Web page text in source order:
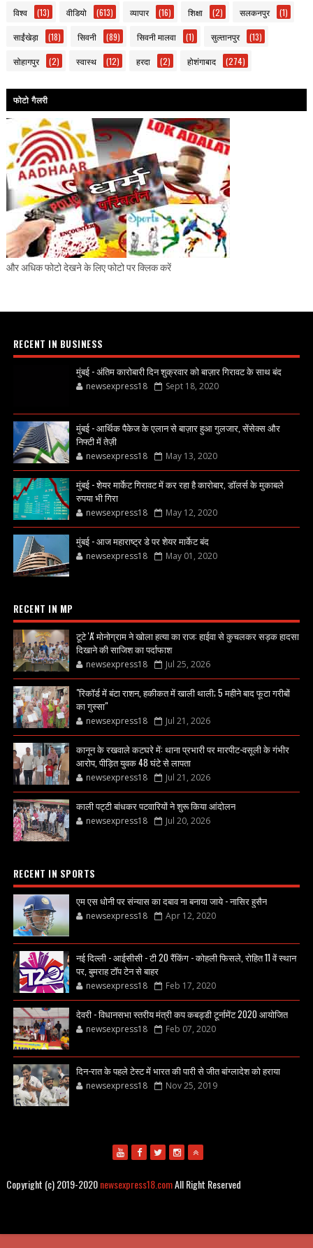
विश्व (13) वीडियो (613) व्यापार (16) शिक्षा (2) सलकनपुर (1)
साईंखेड़ा (18) सिवनी (89) सिवनी मालवा (1) सुल्तानपुर (13)
सोहागपुर (2) स्वास्थ (12) हरदा (2) होशंगाबाद (274)
फोटो गैलरी
और अधिक फोटो देखने के लिए फोटो पर क्लिक करें
RECENT IN BUSINESS
मुंबई - अंतिम कारोबारी दिन शुक्रवार को बाज़ार गिरावट के साथ बंद
newsexpress18 Sept 18, 2020
मुंबई - आर्थिक पैकेज के एलान से बाज़ार हुआ गुलजार, सेंसेक्स और
निफ्टी में तेज़ी
newsexpress18 May 13, 2020
मुंबई - शेयर मार्केट गिरावट में कर रहा है कारोबार, डॉलर्स के मुकाबले
रुपया भी गिरा
newsexpress18 May 12, 2020
मुंबई - आज महाराष्ट्र डे पर शेयर मार्केट बंद
newsexpress18 May 01, 2020
RECENT IN MP
टूटे 'A' मोनोग्राम ने खोला हत्या का राज: हाईवा से कुचलकर सड़क हादसा
दिखाने की साजिश का पर्दाफाश
newsexpress18 Jul 25, 2026
"रिकॉर्ड में बंटा राशन, हकीकत में खाली थाली; 5 महीने बाद फूटा गरीबों
का गुस्सा"
newsexpress18 Jul 21, 2026
कानून के रखवाले कटघरे में: थाना प्रभारी पर मारपीट-वसूली के गंभीर
आरोप, पीड़ित युवक 48 घंटे से लापता
newsexpress18 Jul 21, 2026
काली पट्टी बांधकर पटवारियों ने शुरू किया आंदोलन
newsexpress18 Jul 20, 2026
RECENT IN SPORTS
एम एस धोनी पर संन्यास का दबाव ना बनाया जाये - नासिर हुसैन
newsexpress18 Apr 12, 2020
नई दिल्ली - आईसीसी - टी 20 रैंकिंग - कोहली फिसले, रोहित 11 वें स्थान
पर, बुमराह टॉप टेन से बाहर
newsexpress18 Feb 17, 2020
देवरी - विधानसभा स्तरीय मंत्री कप कबड्डी टूर्नामेंट 2020 आयोजित
newsexpress18 Feb 07, 2020
दिन-रात के पहले टेस्ट में भारत की पारी से जीत बांग्लादेश को हराया
newsexpress18 Nov 25, 2019
Copyright (c) 2019-2020newsexpress18.comAll Right Reserved